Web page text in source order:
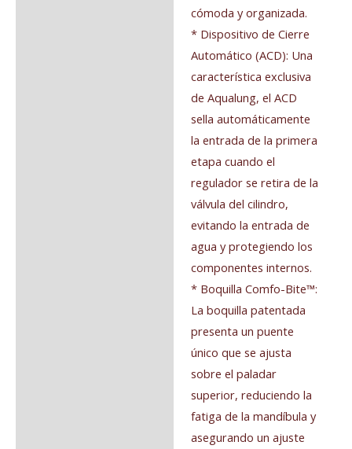
cómoda y organizada.
* Dispositivo de Cierre
Automático (ACD): Una
característica exclusiva
de Aqualung, el ACD
sella automáticamente
la entrada de la primera
etapa cuando el
regulador se retira de la
válvula del cilindro,
evitando la entrada de
agua y protegiendo los
componentes internos.
* Boquilla Comfo-Bite™:
La boquilla patentada
presenta un puente
único que se ajusta
sobre el paladar
superior, reduciendo la
fatiga de la mandíbula y
asegurando un ajuste